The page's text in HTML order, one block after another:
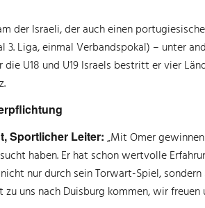
der Israeli, der auch einen
3. Liga, einmal Verbandspokal) – unter
die U18 und U19 Israels bestritt er vier
Sportlicher Leiter: „Mit Omer
haben. Er hat schon wertvolle
nur durch sein Torwart-Spiel,
uns nach Duisburg kommen, wir freuen